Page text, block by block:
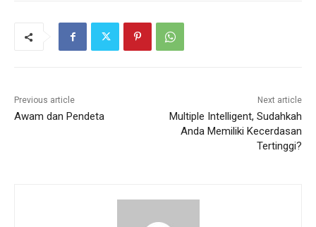
Previous article
Awam dan Pendeta
Next article
Multiple Intelligent, Sudahkah
Anda Memiliki Kecerdasan
Tertinggi?